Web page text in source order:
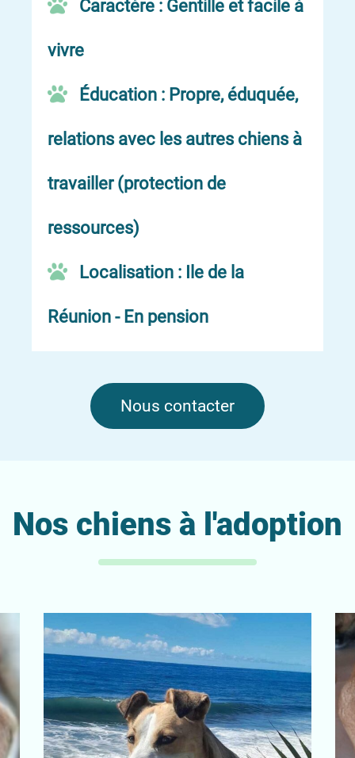
Caractère : Gentille et facile à
vivre
Éducation : Propre, éduquée,
relations avec les autres chiens à
travailler (protection de
ressources)
Localisation : Ile de la
Réunion - En pension
Nous contacter
Nos chiens à l'adoption